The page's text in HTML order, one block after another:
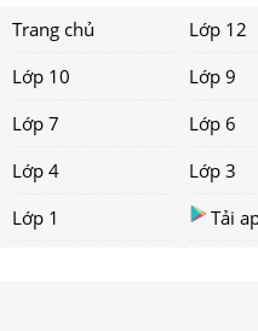
Trang chủ Lớp 12
Lớp 10
Lớp 9
Lớp 7
Lớp 6
Lớp 4
Lớp 3
Lớp 1
Tải